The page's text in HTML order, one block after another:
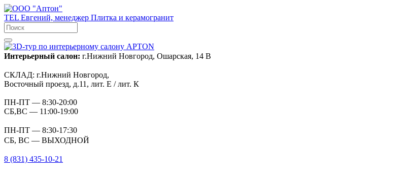
TEL Евгений, менеджер Плитка и керамогранит
Интерьерный салон: г.Нижний Новгород, Ошарская, 14 В
СКЛАД: г.Нижний Новгород,
Восточный проезд, д.11, лит. Е / лит. К
ПН-ПТ — 8:30-20:00
СБ,ВС — 11:00-19:00
ПН-ПТ — 8:30-17:30
СБ, ВС — ВЫХОДНОЙ
8 (831) 435-10-21